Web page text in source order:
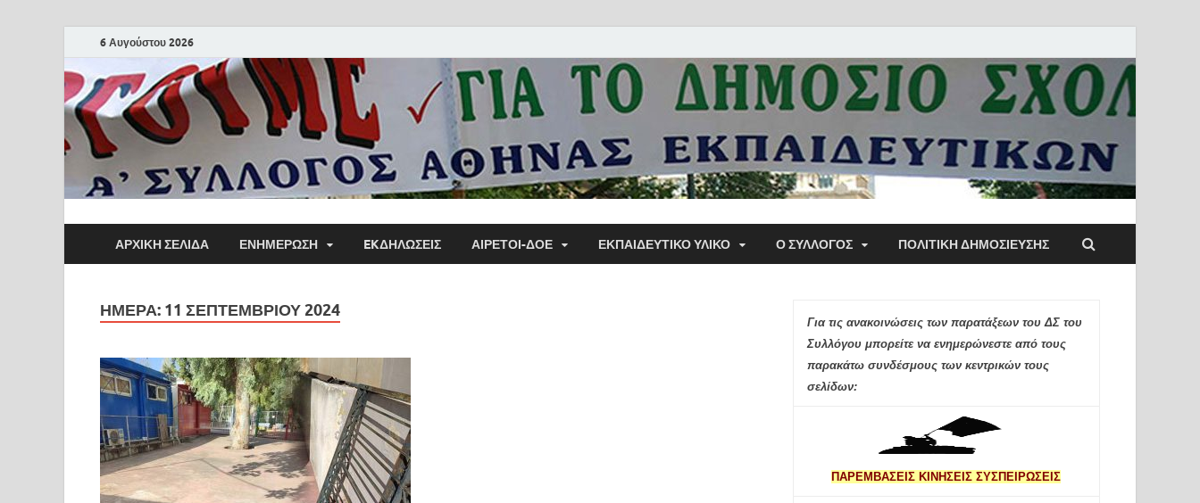
6 Αυγούστου 2026
Α΄ Σύλλογος Αθηνών
Εκπαιδευτικών Π.Ε.
ΑΡΧΙΚΗ ΣΕΛΙΔΑ ΕΝΗΜΕΡΩΣΗ EKΔΗΛΩΣΕΙΣ ΑΙΡΕΤΟΙ-ΔΟΕ ΕΚΠΑΙΔΕΥΤΙΚΌ ΥΛΙΚΌ Ο ΣΥΛΛΟΓΟΣ ΠΟΛΙΤΙΚΉ ΔΗΜΟΣΊΕΥΣΗΣ
ΗΜΈΡΑ: 11 ΣΕΠΤΕΜΒΡΊΟΥ 2024
Για τις ανακοινώσεις των παρατάξεων του ΔΣ του
Συλλόγου μπορείτε να ενημερώνεστε από τους
παρακάτω συνδέσμους των κεντρικών τους
σελίδων:
ΠΑΡΕΜΒΑΣΕΙΣ ΚΙΝΗΣΕΙΣ ΣΥΣΠΕΙΡΩΣΕΙΣ